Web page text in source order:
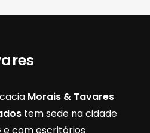
Morais & Tavares
tem sede na cidade